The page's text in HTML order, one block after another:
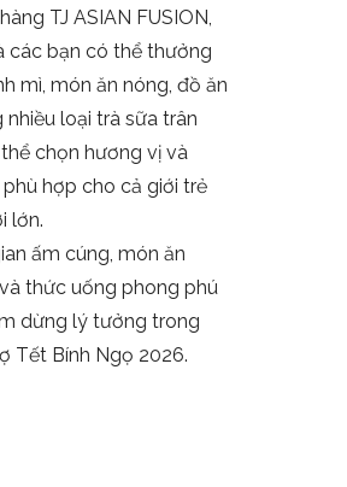
TJ ASIAN FUSION,
các bạn có thể thưởng
mì, món ăn nóng, đồ ăn
nhiều loại trà sữa trân
chọn hương vị và
hợp cho cả giới trẻ
lớn.
ấm cúng, món ăn
thức uống phong phú
dừng lý tưởng trong
Tết Bính Ngọ 2026.​